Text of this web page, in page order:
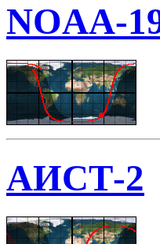
NOAA-
АИСТ-2